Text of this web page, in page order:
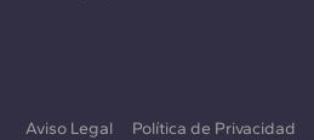
Aviso Legal Política de Privacidad